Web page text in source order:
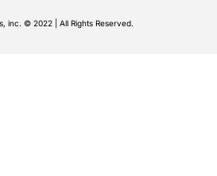
inc. © 2022 | All Rights Reserved.